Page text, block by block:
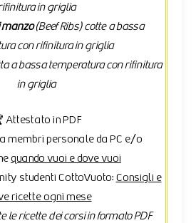
in griglia
manzo(Beef Ribs) cotte a bassa
con rifinitura in griglia
a bassa temperatura con rifinitura
in griglia
Attestato in PDF
membri personale da PC e/o
quando vuoi e dove vuoi
studenti CottoVuoto: Consigli e
ricette ogni mese
le ricette dei corsi in formato PDF